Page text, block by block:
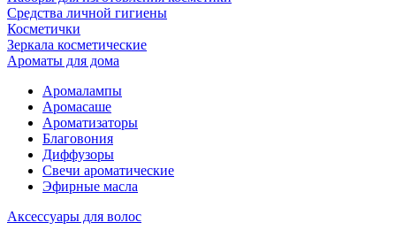
Средства личной гигиены
Косметички
Зеркала косметические
Ароматы для дома
Аромалампы
Аромасаше
Ароматизаторы
Благовония
Диффузоры
Свечи ароматические
Эфирные масла
Аксессуары для волос